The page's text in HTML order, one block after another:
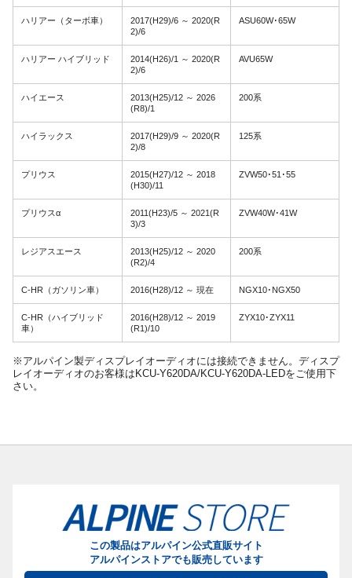
ハリアー（ターボ車）
2017(H29)/6 ～ 2020(R
2)/6
ASU60W･65W
ハリアー ハイブリッド
2014(H26)/1 ～ 2020(R
2)/6
AVU65W
ハイエース
2013(H25)/12 ～ 2026
(R8)/1
200系
ハイラックス
2017(H29)/9 ～ 2020(R
2)/8
125系
プリウス
2015(H27)/12 ～ 2018
(H30)/11
ZVW50･51･55
プリウスα
2011(H23)/5 ～ 2021(R
3)/3
ZVW40W･41W
レジアスエース
2013(H25)/12 ～ 2020
(R2)/4
200系
C-HR（ガソリン車） 2016(H28)/12 ～ 現在 NGX10･NGX50
C-HR（ハイブリッド
車）
2016(H28)/12 ～ 2019
(R1)/10
ZYX10･ZYX11
※アルパイン製ディスプレイオーディオには接続できません。ディスプ
レイオーディオのお客様はKCU-Y620DA/KCU-Y620DA-LEDをご使用下
さい。
この製品はアルパイン公式直販サイト
アルパインストアでも販売しています